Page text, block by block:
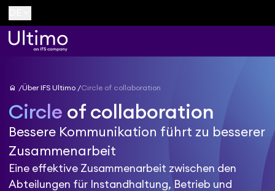
home Über IFS Ultimo Circle of collaboration
Circle of collaboration
Bessere Kommunikation führt zu besserer
Zusammenarbeit
Eine effektive Zusammenarbeit zwischen den
Abteilungen für Instandhaltung, Betrieb und